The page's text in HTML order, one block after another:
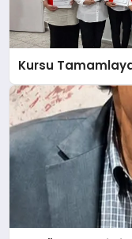
Kursu